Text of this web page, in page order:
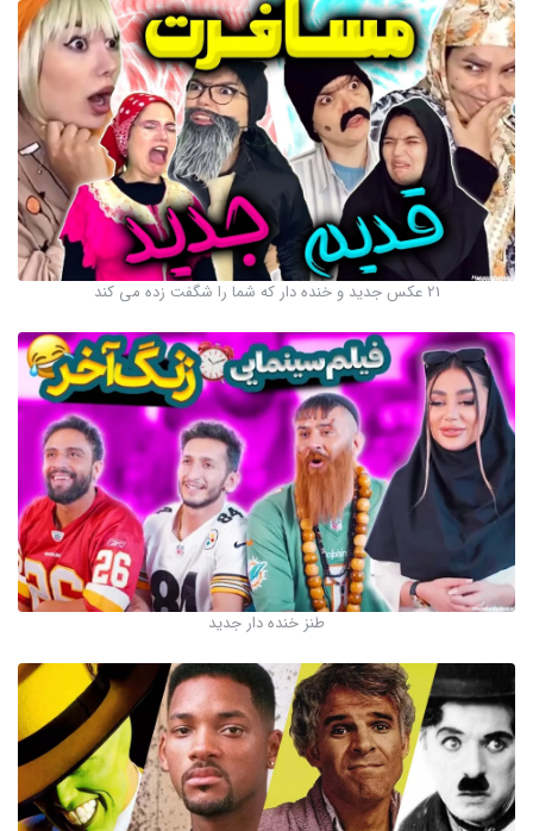
21 عکس جدید و خنده دار که شما را شگفت زده می کند
طنز خنده دار جدید